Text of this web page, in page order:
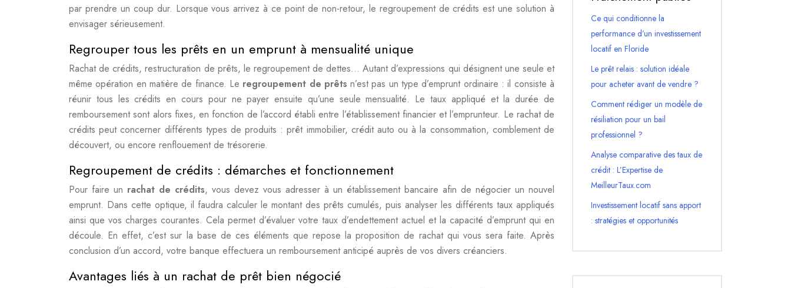
par prendre un coup dur. Lorsque vous arrivez à ce point de non-retour, le regroupement de crédits est une solution à
envisager sérieusement.
Regrouper tous les prêts en un emprunt à mensualité unique
Rachat de crédits, restructuration de prêts, le regroupement de dettes… Autant d’expressions qui désignent une seule et
même opération en matière de finance. Le regroupement de prêts n’est pas un type d’emprunt ordinaire : il consiste à
réunir tous les crédits en cours pour ne payer ensuite qu’une seule mensualité. Le taux appliqué et la durée de
remboursement sont alors fixes, en fonction de l’accord établi entre l’établissement financier et l’emprunteur. Le rachat de
crédits peut concerner différents types de produits : prêt immobilier, crédit auto ou à la consommation, comblement de
découvert, ou encore renflouement de trésorerie.
Regroupement de crédits : démarches et fonctionnement
Pour faire un rachat de crédits, vous devez vous adresser à un établissement bancaire afin de négocier un nouvel
emprunt. Dans cette optique, il faudra calculer le montant des prêts cumulés, puis analyser les différents taux appliqués
ainsi que vos charges courantes. Cela permet d’évaluer votre taux d’endettement actuel et la capacité d’emprunt qui en
découle. En effet, c’est sur la base de ces éléments que repose la proposition de rachat qui vous sera faite. Après
conclusion d’un accord, votre banque effectuera un remboursement anticipé auprès de vos divers créanciers.
Avantages liés à un rachat de prêt bien négocié
Ce qui conditionne la
performance d’un investissement
locatif en Floride
Le prêt relais : solution idéale
pour acheter avant de vendre ?
Comment rédiger un modèle de
résiliation pour un bail
professionnel ?
Analyse comparative des taux de
crédit : L’Expertise de
MeilleurTaux.com
Investissement locatif sans apport
: stratégies et opportunités